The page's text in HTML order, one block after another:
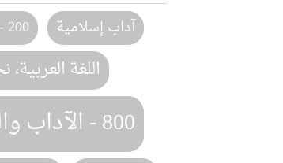
آداب إسلامية 200 - الديانات
اللغة العربية،
800 - الآداب والبلاغة